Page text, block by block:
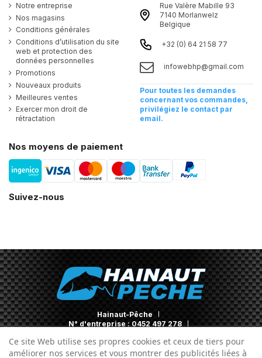
Notre entreprise
Nos magasins
Conditions générales
Conditions d’utilisation du site
web et protection des
données personnelles
Promotions
Nouveaux produits
Meilleures ventes
Exercer mon droit de
rétractation
Rue Valère Mabille 93
7140 Morlanwelz
Belgique
+32 (0) 64 21 58 77
infowebhp@gmail.com
Pour toutes les demandes
concernant vos commandes,
privilégiez le contact par
email.
Ce site Web utilise ses propres cookies et ceux de tiers pour
améliorer nos services et vous montrer des publicités liées à
Nos moyens de paiement
Suivez-nous
Hainaut-Pêche
N° d'entreprise : 0452 497 278